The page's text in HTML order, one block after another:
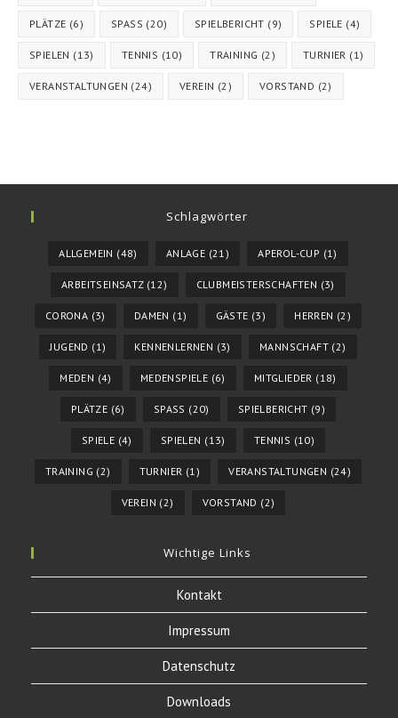
PLÄTZE (6) SPASS (20) SPIELBERICHT (9) SPIELE (4)
SPIELEN (13) TENNIS (10) TRAINING (2) TURNIER (1)
VERANSTALTUNGEN (24) VEREIN (2) VORSTAND (2)
Schlagwörter
ALLGEMEIN (48) ANLAGE (21) APEROL-CUP (1)
ARBEITSEINSATZ(12) CLUBMEISTERSCHAFTEN (3)
CORONA (3) DAMEN (1) GÄSTE (3) HERREN (2)
JUGEND (1) KENNENLERNEN (3) MANNSCHAFT(2)
MEDEN (4) MEDENSPIELE (6) MITGLIEDER (18)
PLÄTZE (6) SPASS (20) SPIELBERICHT (9)
SPIELE (4) SPIELEN (13) TENNIS (10)
TRAINING (2) TURNIER (1) VERANSTALTUNGEN (24)
VEREIN (2) VORSTAND (2)
Wichtige Links
Kontakt
Impressum
Datenschutz
Downloads